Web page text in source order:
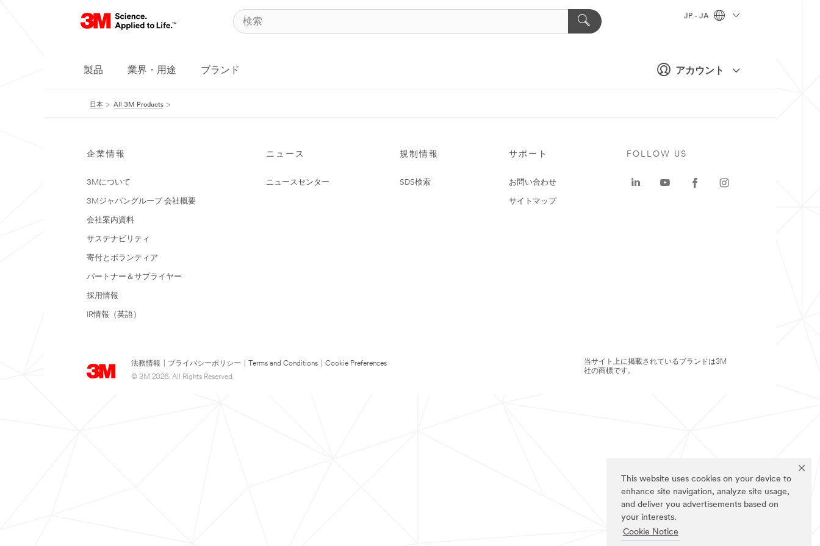
This website uses cookies on your device to
enhance site navigation, analyze site usage,
and deliver you advertisements based on
your interests.
Cookie Notice
アカウント
JP - JA
製品 業界・用途 ブランド
日本 All 3M Products
企業情報
3Mについて
3Mジャパングループ 会社概要
会社案内資料
サステナビリティ
寄付とボランティア
パートナー＆サプライヤー
採用情報
IR情報（英語）
ニュース
ニュースセンター
規制情報
SDS検索
サポート
お問い合わせ
サイトマップ
法務情報 プライバシーポリシー Terms and Conditions
Cookie Preferences
© 3M 2026. All Rights Reserved.
FOLLOW US
当サイト上に掲載されているブランドは3M
社の商標です。